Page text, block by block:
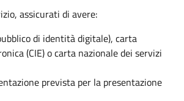
assicurati di avere:
di identità digitale), carta
(CIE) o carta nazionale dei servizi
prevista per la presentazione